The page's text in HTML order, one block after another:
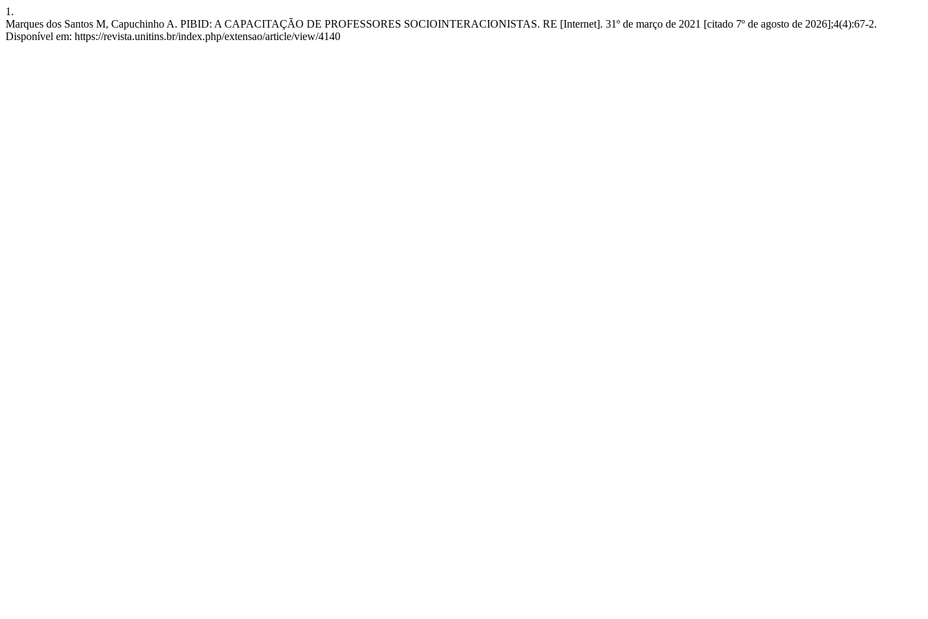
1.
Marques dos Santos M, Capuchinho A. PIBID: A CAPACITAÇÃO DE PROFESSORES SOCIOINTERACIONISTAS. RE [Internet]. 31º de março de 2021 [citado 7º de agosto de 2026];4(4):67-2.
Disponível em: https://revista.unitins.br/index.php/extensao/article/view/4140